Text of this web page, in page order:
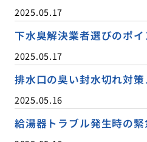
2025.05.17
下水臭解決業者選びのポイ
2025.05.17
排水口の臭い封水切れ対策
2025.05.16
給湯器トラブル発生時の